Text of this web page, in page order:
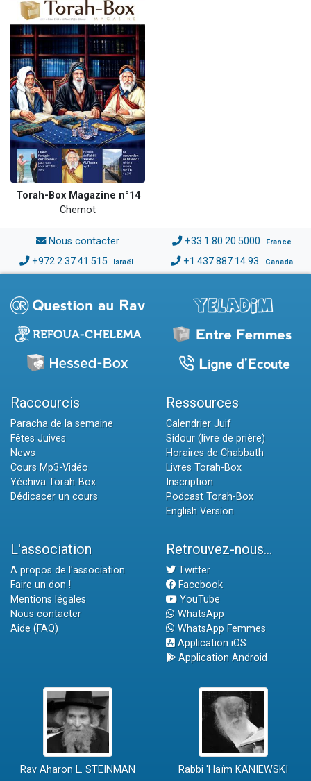
Torah-Box Magazine n°14
Chemot
Nous contacter +33.1.80.20.5000 France
+972.2.37.41.515 Israël +1.437.887.14.93 Canada
Raccourcis
Paracha de la semaine
Fêtes Juives
News
Cours Mp3-Vidéo
Yéchiva Torah-Box
Dédicacer un cours
Ressources
Calendrier Juif
Sidour (livre de prière)
Horaires de Chabbath
Livres Torah-Box
Inscription
Podcast Torah-Box
English Version
L'association
A propos de l'association
Faire un don !
Mentions légales
Nous contacter
Aide (FAQ)
Retrouvez-nous...
Twitter
Facebook
YouTube
WhatsApp
WhatsApp Femmes
Application iOS
Application Android
Rav Aharon L. STEINMAN Rabbi 'Haïm KANIEWSKI